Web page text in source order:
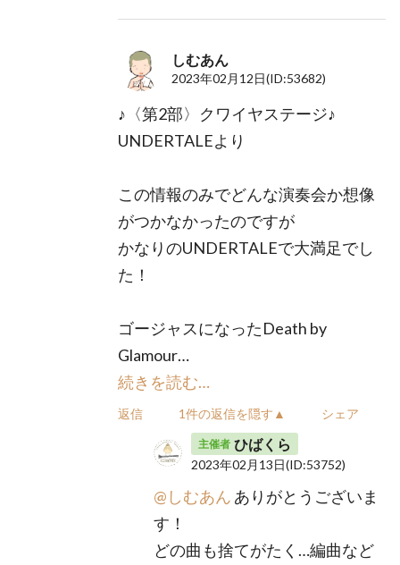
しむあん
2023年02月12日(ID:53682)
♪〈第2部〉クワイヤステージ♪
UNDERTALEより
この情報のみでどんな演奏会か想像
がつかなかったのですが
かなりのUNDERTALEで大満足でし
た！
ゴージャスになったDeath by
Glamour…
続きを読む…
返信 1件の返信を隠す▲ シェア
主催者 ひばくら
2023年02月13日(ID:53752)
@しむあん ありがとうございま
す！
どの曲も捨てがたく…編曲など